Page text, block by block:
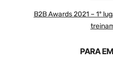
B2B Awards 2021 – 1º
PARA